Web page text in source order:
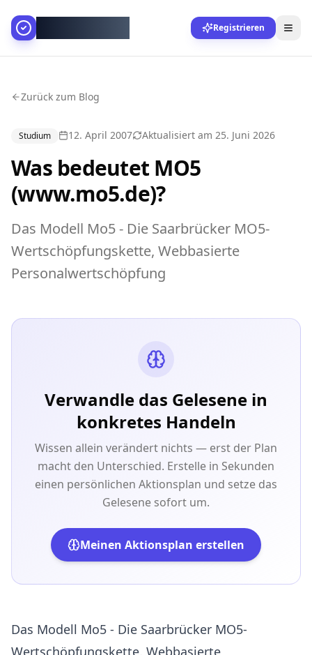
Registrieren
Zurück zum Blog
Studium 12. April 2007 Aktualisiert am 25. Juni 2026
Was bedeutet MO5
(www.mo5.de)?
Das Modell Mo5 - Die Saarbrücker MO5-
Wertschöpfungskette, Webbasierte
Personalwertschöpfung
Verwandle das Gelesene in
konkretes Handeln
Wissen allein verändert nichts — erst der Plan
macht den Unterschied. Erstelle in Sekunden
einen persönlichen Aktionsplan und setze das
Gelesene sofort um.
Meinen Aktionsplan erstellen
Das Modell Mo5 - Die Saarbrücker MO5-
Wertschöpfungskette, Webbasierte